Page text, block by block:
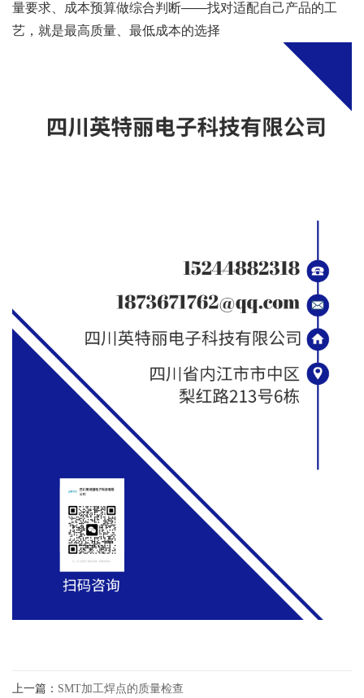
量要求、成本预算做综合判断——找对适配自己产品的工
艺，就是最高质量、最低成本的选择
上一篇： SMT加工焊点的质量检查